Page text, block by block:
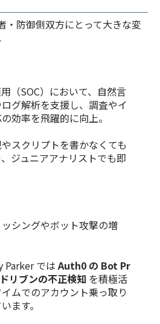
・防御側双方にとって大きな変
（SOC）において、自然言
グ解析を支援し、調査やイ
効率を飛躍的に向上。
スクリプトを書かなくても
ジュニアアナリストでも即
シングやボット攻撃の増
Parker ではAuth0 の Bot Pr
リブンの不正検知 を積極活
ムでのアカウント乗っ取り
ます。